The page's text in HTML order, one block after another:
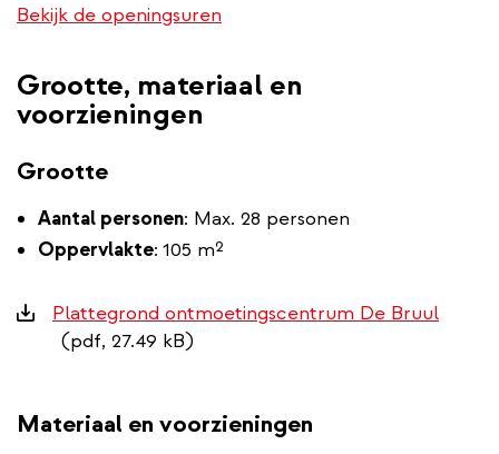
Bekijk de openingsuren
Grootte, materiaal en
voorzieningen
Grootte
Aantal personen: Max. 28 personen
Oppervlakte: 105 m²
Downloads
Plattegrond ontmoetingscentrum De Bruul
(pdf, 27.49 kB)
Materiaal en voorzieningen